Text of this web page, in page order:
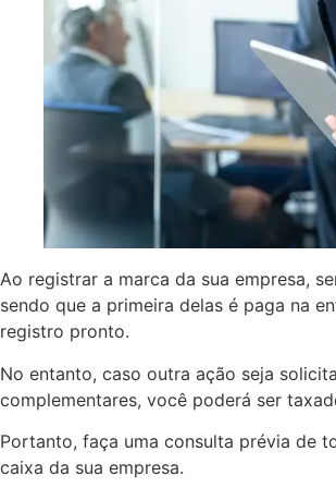
Ao registrar a marca da sua empresa,
sendo que a primeira delas é paga na
registro pronto.
No entanto, caso outra ação seja
complementares, você poderá ser
Portanto, faça uma consulta prévia de
caixa da sua empresa.